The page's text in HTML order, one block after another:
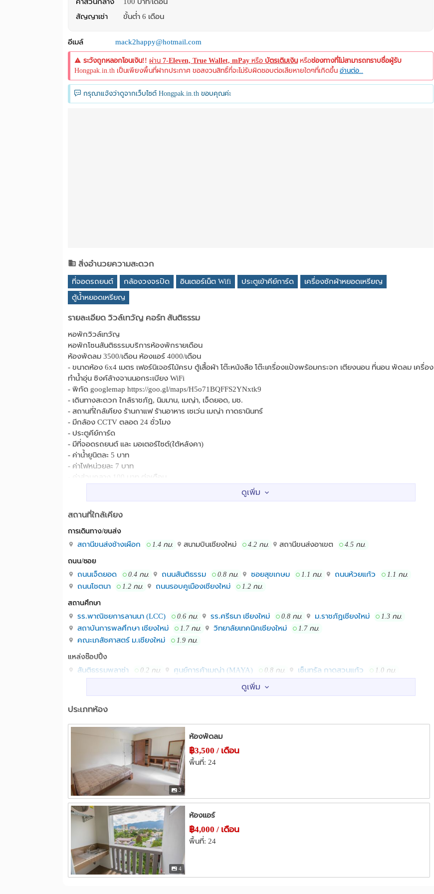
สัญญาเช่า
ขั้นต่ำ 6 เดือน
อีเมล์ mack2happy@hotmail.com
ระวังถูกหลอกโอนเงิน!! ผ่าน 7-Eleven, True Wallet, mPay หรือ บัตรเติมเงินหรือช่องทางที่ไม่สามารถทราบชื่อผู้รับ
Hongpak.in.th เป็นเพียงพื้นที่ฝากประกาศ ขอสงวนสิทธิ์ที่จะไม่รับผิดชอบต่อเสียหายใดๆที่เกิดขึ้น อ่านต่อ..
กรุณาแจ้งว่าดูจากเว็บไซต์ Hongpak.in.th ขอบคุณค่ะ
สิ่งอำนวยความสะดวก
ที่จอดรถยนต์ กล้องวงจรปิด อินเตอร์เน็ต Wifi ประตูเข้าคีย์การ์ด
เครื่องซักผ้าหยอดเหรียญ
ตู้น้ำหยอดเหรียญ
รายละเอียด วิวล์เทวัญ คอร์ท สันติธรรม
หอพักวิวล์เทวัญ
หอพักโซนสันติธรรมบริการห้องพักรายเดือน
ห้องพัดลม 3500/เดือน ห้องแอร์ 4000/เดือน
- ขนาดห้อง 6x4 เมตร เฟอร์นิเจอร์ไม้ครบ ตู้เสื้อผ้า โต๊ะหนังสือ โต๊ะเครื่องแป้งพร้อมกระจก เตียงนอน ที่นอน พัดลม เครื่อง
ทําน้ําอุ่น ซิงค์ล้างจานนอกระเบียง WiFi
- พิกัด googlemap https://goo.gl/maps/H5o71BQFFS2YNxtk9
- เดินทางสะดวก ใกล้ราชภัฏ, นิมมาน, เมญ่า, เจ็ดยอด, มช.
- สถานที่ใกล้เคียง ร้านกาแฟ ร้านอาหาร เซเว่น เมญ่า กาดธานินทร์
- มีกล้อง CCTV ตลอด 24 ชั่วโมง
- ประตูคีย์การ์ด
- มีที่จอดรถยนต์ และ มอเตอร์ไซต์(ใต้หลังคา)
- ค่าน้ำยูนิตละ 5 บาท
- ค่าไฟหน่วยละ 7 บาท
- ค่าส่วนกลาง 100 บาท ต่อเดือน
- มีเครื่องซักผ้าหยอดเหรียญ, ตู้น้ำหยอดเหรียญ และ ใกล้ๆมีบริการอบผ้าหยอดเหรียญ
- ห้องพัดลม แรกเข้าจ่าย 7450 (เตียงเดี่ยว) 7700 (เตียงคู่)
ค่าประกัน 3,500 + ค่าห้อง 3,500 + ผ้ารองกันเปื้อนตามขนาดเตียง 450/700
ค่าประกัน 4,000 + ค่าห้อง 4,000 + ผ้ารองกันเปื้อนตามขนาดเตียง 450/700
- สัญญา 6 เดือน
จองห้องพัก หรือสอบถามรายละเอียดเพิ่มเติมได้เลยที่
คุณพลอย เบอร์ 086-1175087
หรือ add line เบอร์ 086-1175087
สถานที่ใกล้เคียง :
สถานที่ใกล้เคียง
การเดินทาง/ขนส่ง
สถานีขนส่งช้างเผือก 1.4 กม. สนามบินเชียงใหม่ 4.2 กม. สถานีขนส่งอาเขต 4.5 กม.
ถนน/ซอย
ถนนเจ็ดยอด 0.4 กม. ถนนสันติธรรม 0.8 กม. ซอยสุขเกษม 1.1 กม. ถนนห้วยแก้ว 1.1 กม.
ถนนโชตนา 1.2 กม. ถนนรอบคูเมืองเชียงใหม่ 1.2 กม.
สถานศึกษา
รร.พาณิชยการลานนา (LCC) 0.6 กม. รร.ศรีธนา เชียงใหม่ 0.8 กม. ม.ราชภัฏเชียงใหม่ 1.3 กม.
สถาบันการพลศึกษา เชียงใหม่ 1.7 กม. วิทยาลัยเทคนิคเชียงใหม่ 1.7 กม.
คณะเภสัชศาสตร์ ม.เชียงใหม่ 1.9 กม.
แหล่งช๊อปปิ้ง
สันติธรรมพลาซ่า 0.2 กม. ศูนย์การค้าเมญ่า (MAYA) 0.8 กม. เซ็นทรัล กาดสวนแก้ว 1.0 กม.
ซีเอ็มศูนย์คอมพิวเตอร์
รพ.เชียงใหม่ราม
รพ.มหาราช เชียงใหม่(สวนดอก) 1.8 กม. รพ.ประสาทเชียงใหม่ 1.8 กม. รพ.ลานนา 1.9 กม.
ซอยทานตะวัน เชียงใหม่ 0.1 กม. แยกเจ็ดยอด
ถนนศิริมังคลาจารย์ 0.8 กม. ถนนข่วงสิงห์
ประเภทห้อง
3
ห้องพัดลม
฿3,500 / เดือน
พื้นที่: 24
4
ห้องแอร์
฿4,000 / เดือน
พื้นที่: 24